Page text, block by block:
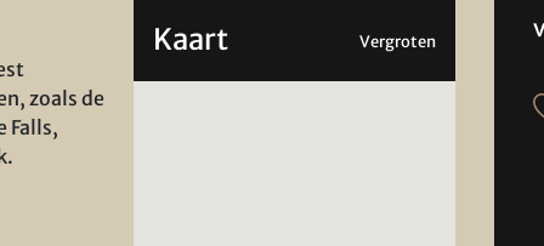
zoals de
Falls,
Kaart Vergroten